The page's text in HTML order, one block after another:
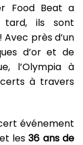
Food Beat a
tard, ils sont
près d’un
d’or et de
l’Olympia à
à travers
événement
les36 ans de